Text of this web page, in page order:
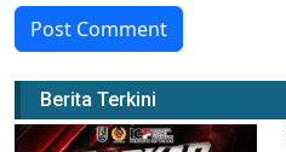
Post Comment
Berita Terkini